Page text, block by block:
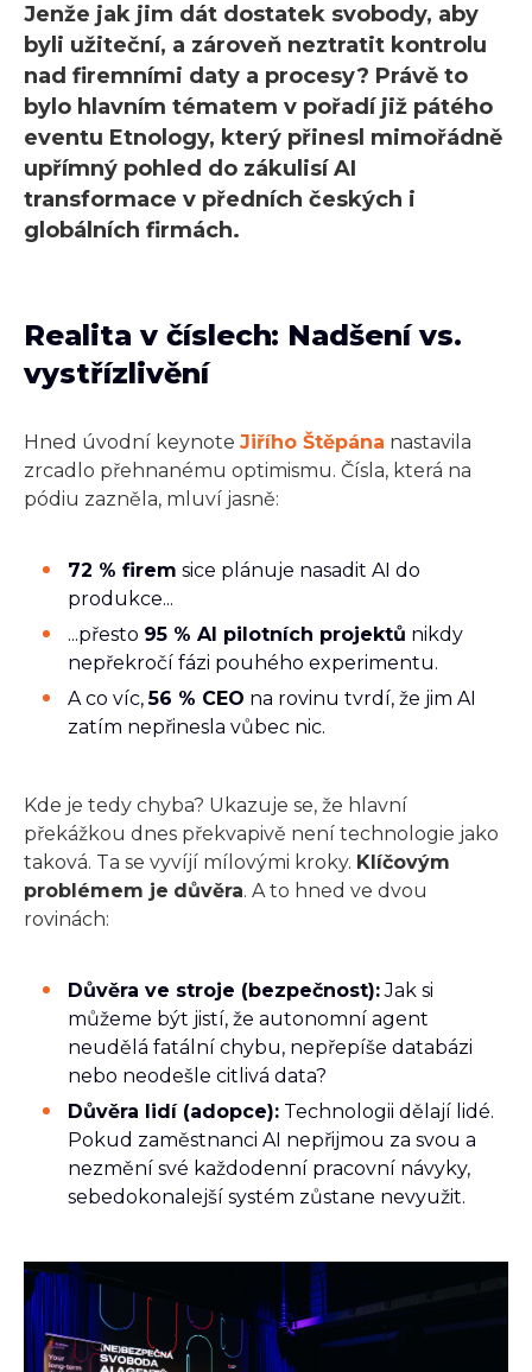
Jenže jak jim dát dostatek svobody, aby
byli užiteční, a zároveň neztratit kontrolu
nad firemními daty a procesy? Právě to
bylo hlavním tématem v pořadí již pátého
eventu Etnology, který přinesl mimořádně
upřímný pohled do zákulisí AI
transformace v předních českých i
globálních firmách.
Realita v číslech: Nadšení vs.
vystřízlivění
Hned úvodní keynote Jiřího Štěpána nastavila
zrcadlo přehnanému optimismu. Čísla, která na
pódiu zazněla, mluví jasně:
72 % firem sice plánuje nasadit AI do
produkce...
...přesto 95 % AI pilotních projektů nikdy
nepřekročí fázi pouhého experimentu.
A co víc,56 % CEO na rovinu tvrdí, že jim AI
zatím nepřinesla vůbec nic.
Kde je tedy chyba? Ukazuje se, že hlavní
překážkou dnes překvapivě není technologie jako
taková. Ta se vyvíjí mílovými kroky. Klíčovým
problémem je důvěra. A to hned ve dvou
rovinách:
Důvěra ve stroje (bezpečnost):Jak si
můžeme být jistí, že autonomní agent
neudělá fatální chybu, nepřepíše databázi
nebo neodešle citlivá data?
Důvěra lidí (adopce): Technologii dělají lidé.
Pokud zaměstnanci AI nepřijmou za svou a
nezmění své každodenní pracovní návyky,
sebedokonalejší systém zůstane nevyužit.